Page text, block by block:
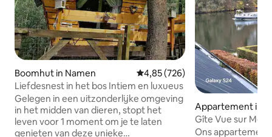
Boomhut in Namen Gemiddelde beoordeling van
4,85 (726)
Liefdesnest in het bos Intiem en luxueus
Gelegen in een uitzonderlijke omgeving
in het midden van dieren, stopt het
leven voor 1 moment om je te laten
genieten van deze unieke
Appartement in
lle
Gîte Vue sur
appartement
Ons appartement